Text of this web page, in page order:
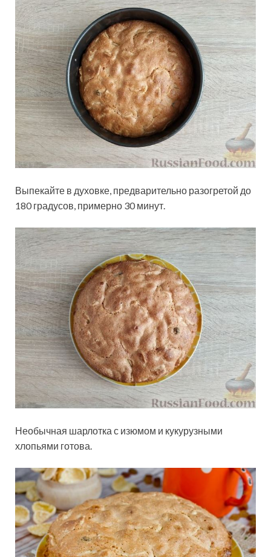
Выпекайте в духовке, предварительно разогретой до
180 градусов, примерно 30 минут.
Необычная шарлотка с изюмом и кукурузными
хлопьями готова.